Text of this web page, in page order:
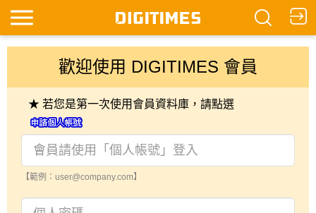
歡迎使用 DIGITIMES 會員
★ 若您是第一次使用會員資料庫，請點選
【範例：user@company.com】